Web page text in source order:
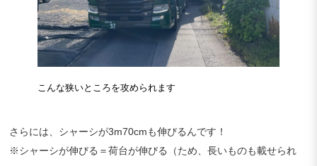
こんな狭いところを攻められます
さらには、シャーシが3m70cmも伸びるんです！
※シャーシが伸びる＝荷台が伸びる（ため、長いものも載せられ